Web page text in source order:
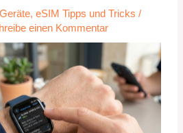
,eSIM Tipps und Tricks /
einen Kommentar